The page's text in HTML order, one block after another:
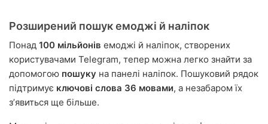
Розширений пошук емоджі й наліпок
Понад 100 мільйонів емоджі й наліпок, створених
користувачами Telegram, тепер можна легко знайти за
допомогою пошуку на панелі наліпок. Пошуковий рядок
підтримує ключові слова 36 мовами, а незабаром їх
зʼявиться ще більше.